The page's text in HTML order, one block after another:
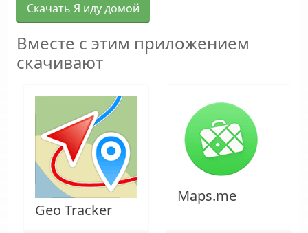
Скачать Я иду домой
Вместе с этим приложением
скачивают
Geo Tracker
Maps.me